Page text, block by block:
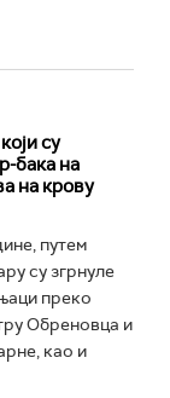
су
бака на
на крову
путем
су згрнуле
преко
Обреновца и
као и